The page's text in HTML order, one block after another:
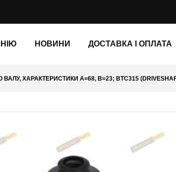
НОВИНИ ДОСТАВКА І ОПЛАТА
ХАРАКТЕРИСТИКИ A=68, B=23; BTC315